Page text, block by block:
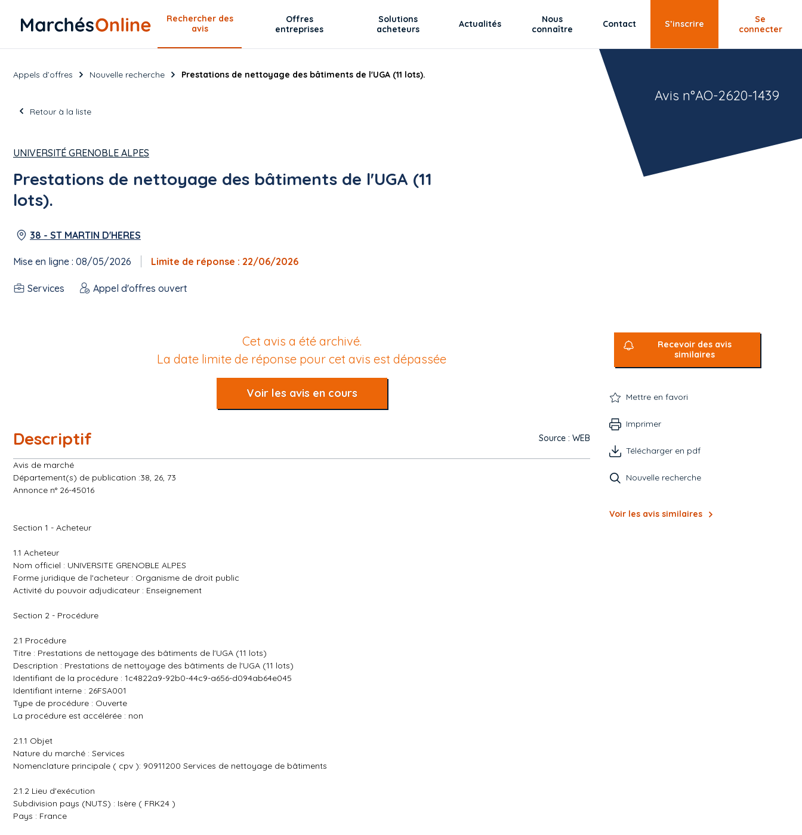
Rechercher des
avis
Offres
entreprises
Solutions
acheteurs
Actualités
Nous
connaître
Contact S’inscrire
Se
connecter
Appels d’offres Nouvelle recherche Prestations de nettoyage des bâtiments de l'UGA (11 lots).
Retour à la liste
UNIVERSITÉ GRENOBLE ALPES
Prestations de nettoyage des bâtiments de l'UGA (11
lots).
38 - ST MARTIN D'HERES
Mise en ligne : 08/05/2026 Limite de réponse : 22/06/2026
Services Appel d'offres ouvert
Avis n°AO-2620-1439
Cet avis a été archivé.
La date limite de réponse pour cet avis est dépassée
Voir les avis en cours
Descriptif Source : WEB
Avis de marché
Département(s) de publication :38, 26, 73
Annonce n° 26-45016
Section 1 - Acheteur
1.1 Acheteur
Nom officiel : UNIVERSITE GRENOBLE ALPES
Forme juridique de l'acheteur : Organisme de droit public
Activité du pouvoir adjudicateur : Enseignement
Section 2 - Procédure
2.1 Procédure
Titre : Prestations de nettoyage des bâtiments de l'UGA (11 lots)
Description : Prestations de nettoyage des bâtiments de l'UGA (11 lots)
Identifiant de la procédure : 1c4822a9-92b0-44c9-a656-d094ab64e045
Identifiant interne : 26FSA001
Type de procédure : Ouverte
La procédure est accélérée : non
2.1.1 Objet
Nature du marché : Services
Nomenclature principale ( cpv ): 90911200 Services de nettoyage de bâtiments
2.1.2 Lieu d'exécution
Subdivision pays (NUTS) : Isère ( FRK24 )
Pays : France
Recevoir des avis
similaires
Mettre en favori
Imprimer
Télécharger en pdf
Nouvelle recherche
Voir les avis similaires